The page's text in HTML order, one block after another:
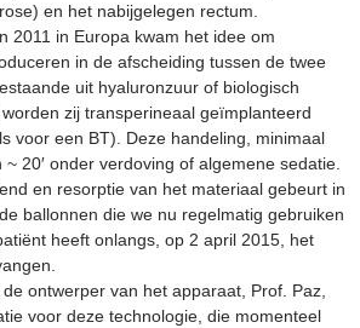
en het nabijgelegen rectum.
2011 in Europa kwam het idee om
in de afscheiding tussen de twee
uit hyaluronzuur of biologisch
zij transperineaal geïmplanteerd
voor een BT). Deze handeling, minimaal
20′ onder verdoving of algemene sedatie.
en resorptie van het materiaal gebeurt in
ballonnen die we nu regelmatig gebruiken
heeft onlangs, op 2 april 2015, het
ontwerper van het apparaat, Prof. Paz,
voor deze technologie, die momenteel